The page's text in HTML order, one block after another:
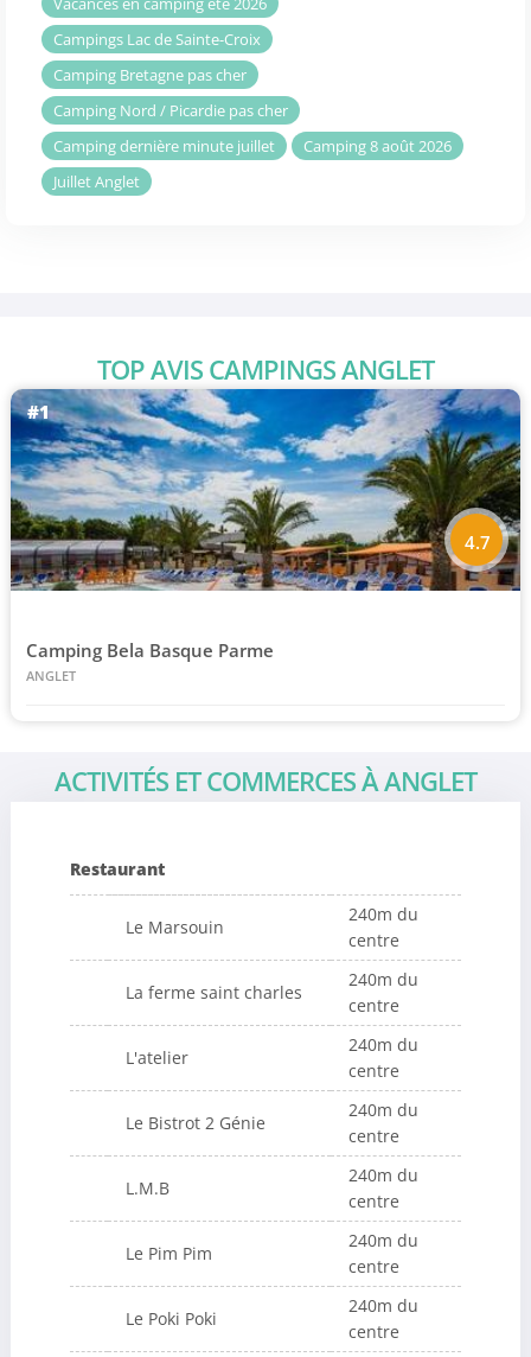
Campings Lac de Sainte-Croix
Camping Bretagne pas cher
Camping Nord / Picardie pas cher
Camping dernière minute juillet
Camping 8 août 2026
Juillet Anglet
TOP AVIS CAMPINGS ANGLET
#1
Camping Bela Basque Parme
ANGLET
4.7
ACTIVITÉS ET COMMERCES À ANGLET
Restaurant
Le Marsouin
240m du
centre
La ferme saint charles
240m du
centre
L'atelier
240m du
centre
Le Bistrot 2 Génie
240m du
centre
L.M.B
240m du
centre
Le Pim Pim
240m du
centre
Le Poki Poki
240m du
centre